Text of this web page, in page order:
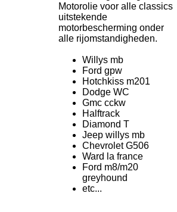
Motorolie voor alle classics
uitstekende
motorbescherming onder
alle rijomstandigheden.
Willys mb
Ford gpw
Hotchkiss m201
Dodge WC
Gmc cckw
Halftrack
Diamond T
Jeep willys mb
Chevrolet G506
Ward la france
Ford m8/m20
greyhound
etc...